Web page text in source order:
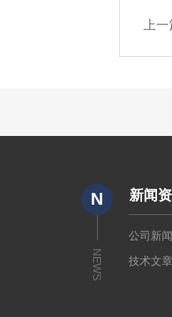
上
N
NEWS
新闻
公司新
技术文